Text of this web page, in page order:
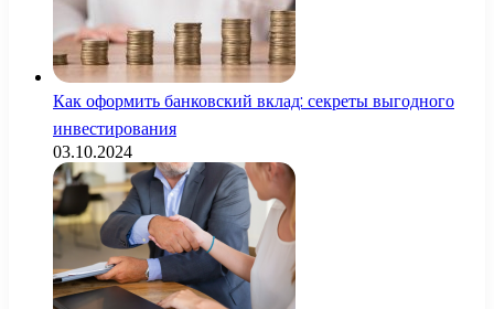
Как оформить банковский вклад: секреты выгодного
инвестирования
03.10.2024